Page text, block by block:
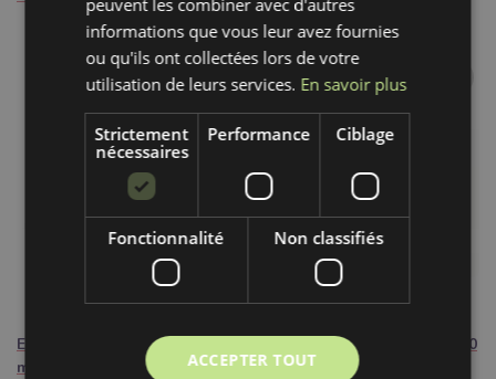
1,00€ / Pcs
Embout pour sangle métal 40
mm anthracite
1,00€ / Pcs
Embout pour sangle métal 40
mm messing
peuvent les combiner avec d'autres
informations que vous leur avez fournies
ou qu'ils ont collectées lors de votre
utilisation de leurs services. En savoir plus
Strictement
nécessaires
Performance Ciblage
Fonctionnalité Non classifiés
ACCEPTER TOUT